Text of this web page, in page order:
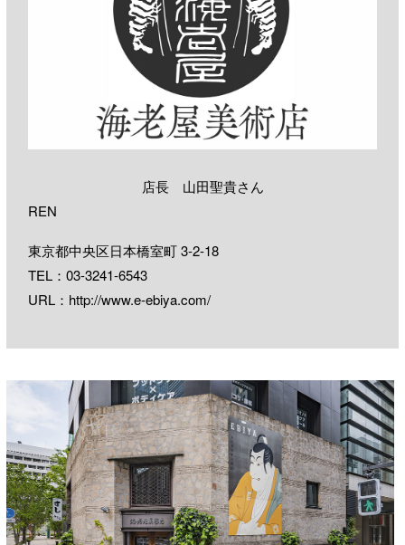
店長 山田聖貴さん
REN
東京都中央区日本橋室町 3-2-18
TEL：03-3241-6543
URL： http://www.e-ebiya.com/